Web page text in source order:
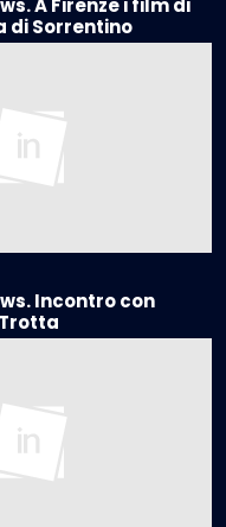
A Firenze i film di
di Sorrentino
Incontro con